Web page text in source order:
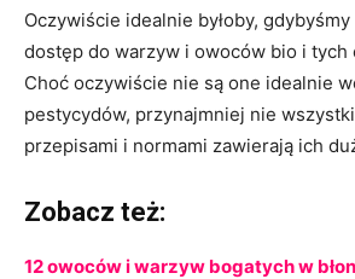
Oczywiście idealnie byłoby,
dostęp do warzyw i owoców bio i tych
Choć oczywiście nie są one idealnie
pestycydów, przynajmniej nie
przepisami i normami zawierają ich
Zobacz też:
12 owoców i warzyw bogatych w